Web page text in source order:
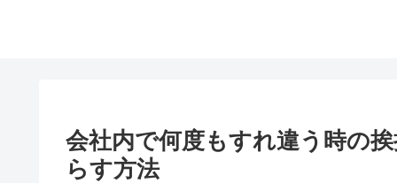
会社内で何度もすれ違う時の
らす方法